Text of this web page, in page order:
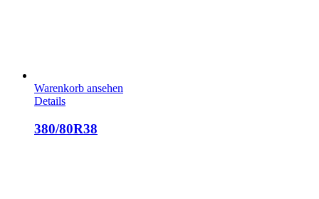
Warenkorb ansehen
Details
380/80R38